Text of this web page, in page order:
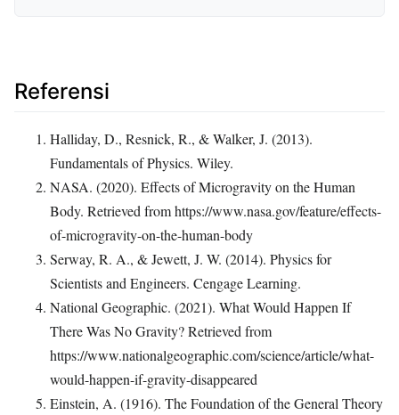
Referensi
Halliday, D., Resnick, R., & Walker, J. (2013).
Fundamentals of Physics. Wiley.
NASA. (2020). Effects of Microgravity on the Human
Body. Retrieved from https://www.nasa.gov/feature/effects-
of-microgravity-on-the-human-body
Serway, R. A., & Jewett, J. W. (2014). Physics for
Scientists and Engineers. Cengage Learning.
National Geographic. (2021). What Would Happen If
There Was No Gravity? Retrieved from
https://www.nationalgeographic.com/science/article/what-
would-happen-if-gravity-disappeared
Einstein, A. (1916). The Foundation of the General Theory